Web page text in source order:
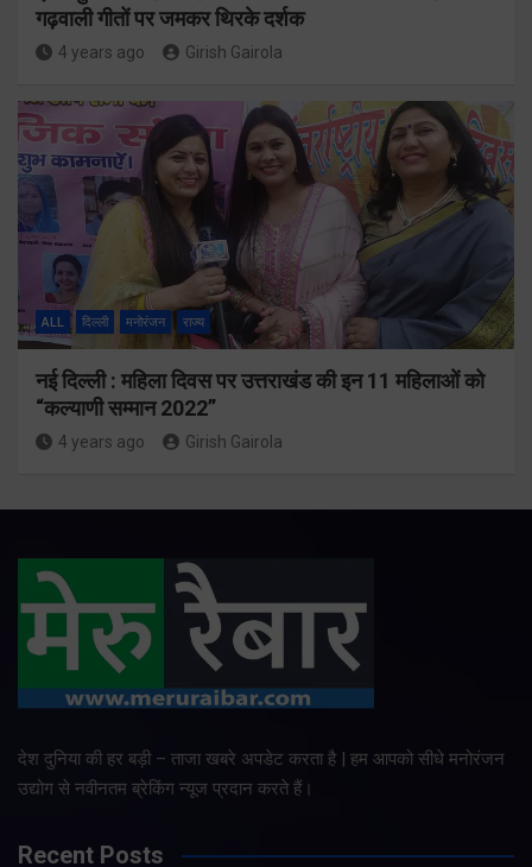
गढ़वाली गीतों पर जमकर थिरके दर्शक
4 years ago Girish Gairola
ALL दिल्ली मनोरंजन राज्य
नई दिल्ली : महिला दिवस पर उत्तराखंड की इन 11 महिलाओं को
“कल्याणी सम्मान 2022”
4 years ago Girish Gairola
देश दुनिया की हर बड़ी – ताजा खबरे अपडेट करता है | हम आपको सीधे मनोरंजन
उद्योग से नवीनतम ब्रेकिंग न्यूज प्रदान करते हैं।
Recent Posts